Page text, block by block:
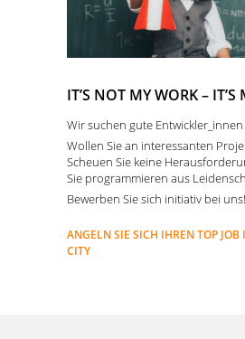
IT’S NOT MY WORK – IT’S
Wir suchen gute
Wollen Sie an interessanten
Scheuen Sie keine
Sie programmieren aus
Bewerben Sie sich initiativ bei uns!
ANGELN SIE SICH IHREN TOP
CITY